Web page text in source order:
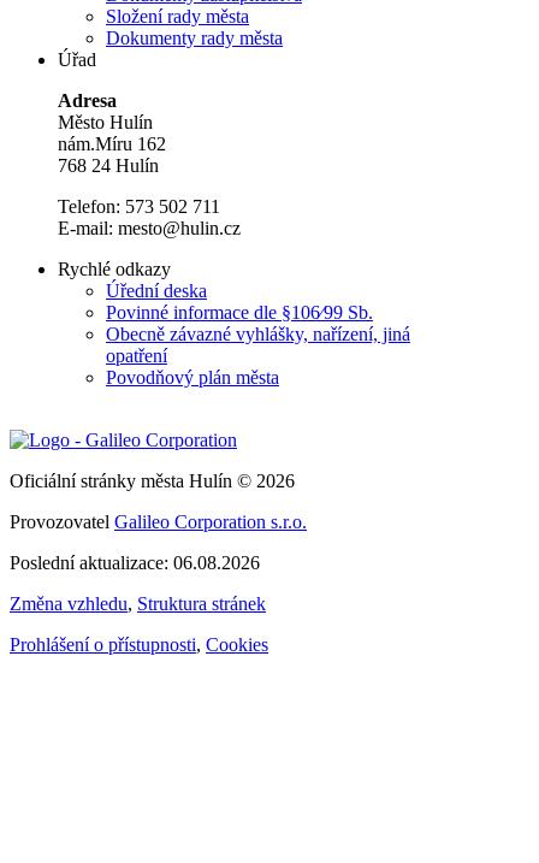
Složení rady města
Dokumenty rady města
Úřad
Adresa
Město Hulín
nám.Míru 162
768 24 Hulín
Telefon: 573 502 711
E-mail: mesto@hulin.cz
Rychlé odkazy
Úřední deska
Povinné informace dle §106⁄99 Sb.
Obecně závazné vyhlášky, nařízení, jiná
opatření
Povodňový plán města
Oficiální stránky města Hulín © 2026
Provozovatel Galileo Corporation s.r.o.
Poslední aktualizace: 06.08.2026
Změna vzhledu, Struktura stránek
Prohlášení o přístupnosti, Cookies